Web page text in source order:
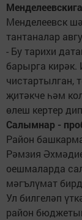
Менделеевск
тантаналар
- Бу тарихи
барырга кирәк.
чистартылган,
җитәкче һәм
өлеш кертер
Салымнар -
Район
Рәмзия
оешмаларда
мәгълүмат
Ул билгеләп
район